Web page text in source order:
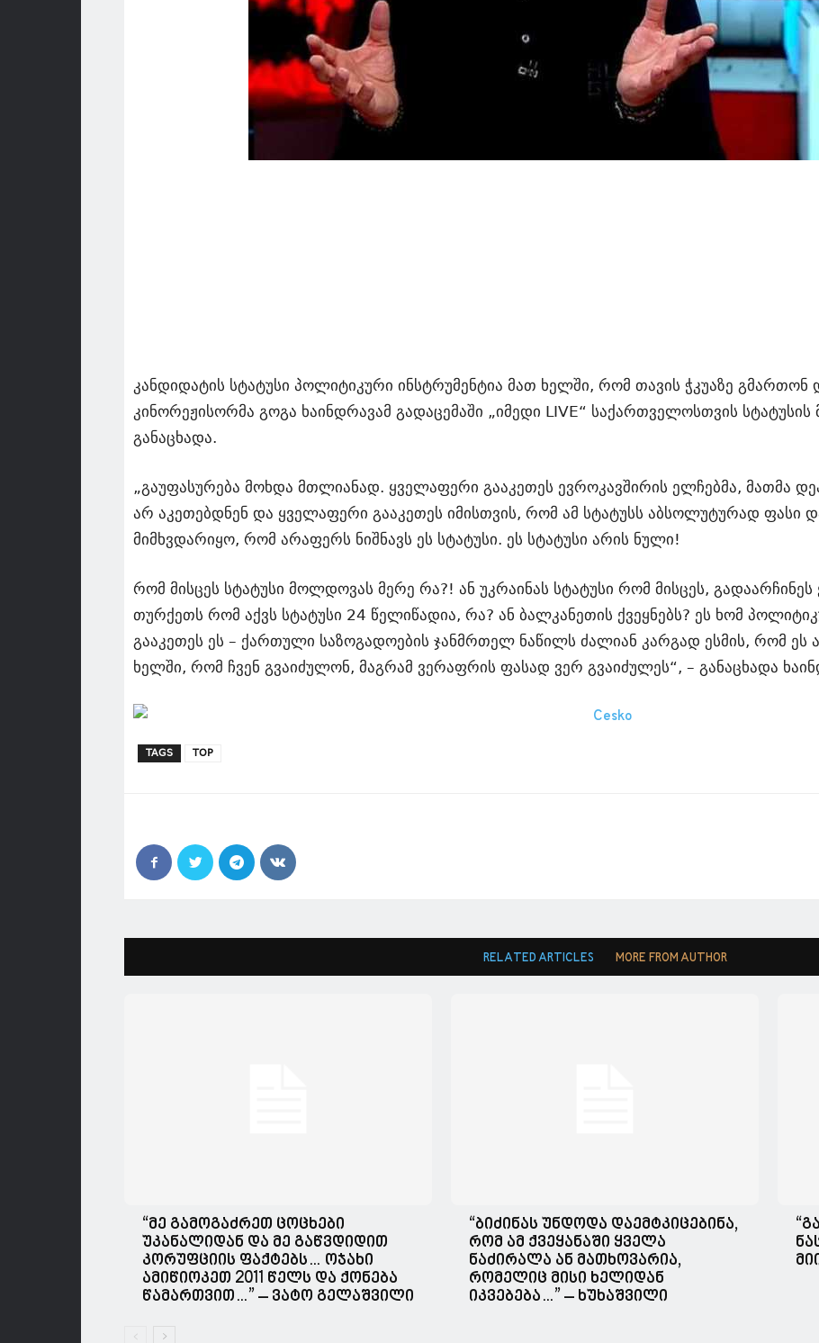
კანდიდატის სტატუსი პოლიტიკური ინსტრუმენტია მათ ხელში, რომ თავის ჭკუაზე გმართონ
კინორეჟისორმა გოგა ხაინდრავამ გადაცემაში „იმედი LIVE“ საქართველოსთვის სტატუსის
განაცხადა.
„გაუფასურება მოხდა მთლიანად. ყველაფერი გააკეთეს ევროკავშირის ელჩებმა, მათმა
არ აკეთებდნენ და ყველაფერი გააკეთეს იმისთვის, რომ ამ სტატუსს აბსოლუტურად
მიმხვდარიყო, რომ არაფერს ნიშნავს ეს სტატუსი. ეს სტატუსი არის ნული!
რომ მისცეს სტატუსი მოლდოვას მერე რა?! ან უკრაინას სტატუსი რომ მისცეს,
თურქეთს რომ აქვს სტატუსი 24 წელიწადია, რა? ან ბალკანეთის ქვეყნებს? ეს ხომ
გააკეთეს ეს – ქართული საზოგადოების ჯანმრთელ ნაწილს ძალიან კარგად ესმის, რომ
ხელში, რომ ჩვენ გვაიძულონ, მაგრამ ვერაფრის ფასად ვერ გვაიძულეს“, – განაცხადა
TAGS TOP
RELATED ARTICLES MORE FROM AUTHOR
“მე გამოგაძრეთ ცოცხები
უკანალიდან და მე გაწვდიდით
კორუფციის ფაქტებს… ოჯახი
ამიწიოკეთ 2011 წელს და ქონება
წამართვით…” – ვატო გელაშვილი
“ბიძინას უნდოდა დაემტკიცებინა,
რომ ამ ქვეყანაში ყველა
ნაძირალა ან მათხოვარია,
რომელიც მისი ხელიდან
იკვებება…” – ხუხაშვილი